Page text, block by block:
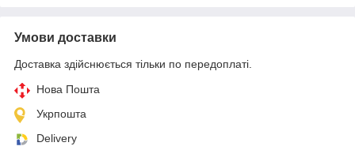
Умови доставки
Доставка здійснюється тільки по передоплаті.
Нова Пошта
Укрпошта
Delivery